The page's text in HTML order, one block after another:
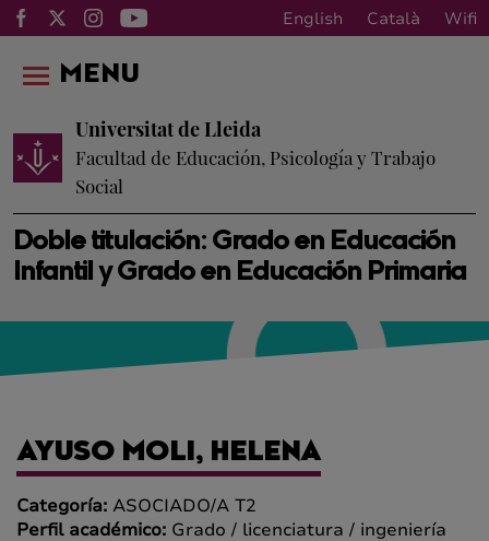
English Català Wifi
Doble titulación: Grado en Educación
Infantil y Grado en Educación Primaria
Universitat de Lleida
Facultad de Educación, Psicología y Trabajo
Social
MENU
AYUSO MOLI, HELENA
Categoría: ASOCIADO/A T2
Perfil académico: Grado / licenciatura / ingeniería